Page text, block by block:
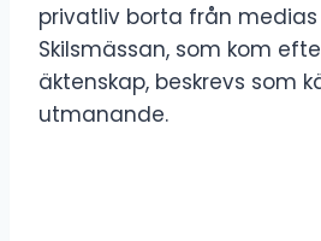
privatliv borta från medias
Skilsmässan, som kom
äktenskap, beskrevs som
utmanande.